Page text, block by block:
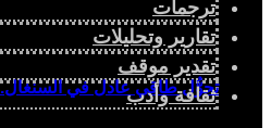
تحوُّل طاقي عادل في السنغال..
ترجمات
تقارير وتحليلات
تقدير موقف
ثقافة وأدب